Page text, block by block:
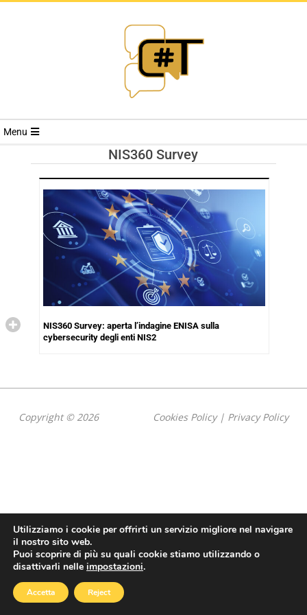
RIVISTA
TRENDS
Menu
NIS360 Survey
NIS360 Survey: aperta l’indagine ENISA sulla
cybersecurity degli enti NIS2
Copyright © 2026 Cookies Policy| Privacy Policy
Utilizziamo i cookie per offrirti un servizio migliore nel navigare
il nostro sito web.
Puoi scoprire di più su quali cookie stiamo utilizzando o
disattivarli nelle impostazioni.
Accetta Reject